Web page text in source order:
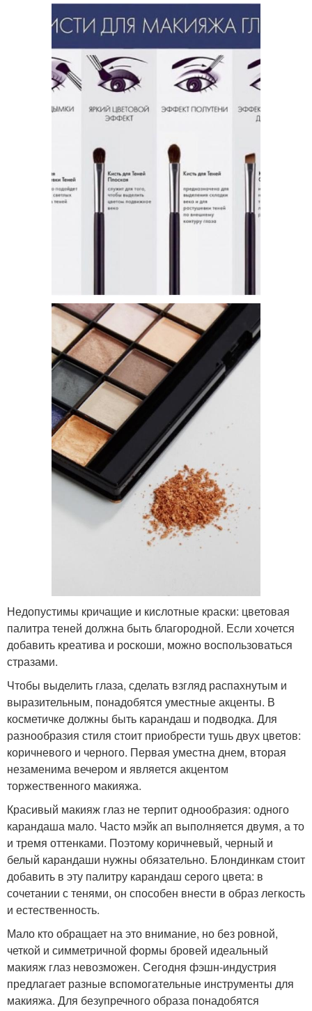
Недопустимы кричащие и кислотные краски: цветовая
палитра теней должна быть благородной. Если хочется
добавить креатива и роскоши, можно воспользоваться
стразами.
Чтобы выделить глаза, сделать взгляд распахнутым и
выразительным, понадобятся уместные акценты. В
косметичке должны быть карандаш и подводка. Для
разнообразия стиля стоит приобрести тушь двух цветов:
коричневого и черного. Первая уместна днем, вторая
незаменима вечером и является акцентом
торжественного макияжа.
Красивый макияж глаз не терпит однообразия: одного
карандаша мало. Часто мэйк ап выполняется двумя, а то
и тремя оттенками. Поэтому коричневый, черный и
белый карандаши нужны обязательно. Блондинкам стоит
добавить в эту палитру карандаш серого цвета: в
сочетании с тенями, он способен внести в образ легкость
и естественность.
Мало кто обращает на это внимание, но без ровной,
четкой и симметричной формы бровей идеальный
макияж глаз невозможен. Сегодня фэшн-индустрия
предлагает разные вспомогательные инструменты для
макияжа. Для безупречного образа понадобятся